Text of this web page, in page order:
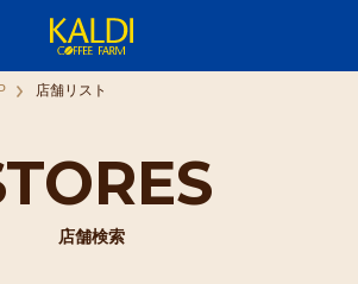
店舗検索
店舗リスト